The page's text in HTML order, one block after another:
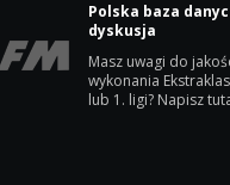
Polska baza
dyskusja
Masz uwagi do
wykonania
lub 1. ligi? Napisz